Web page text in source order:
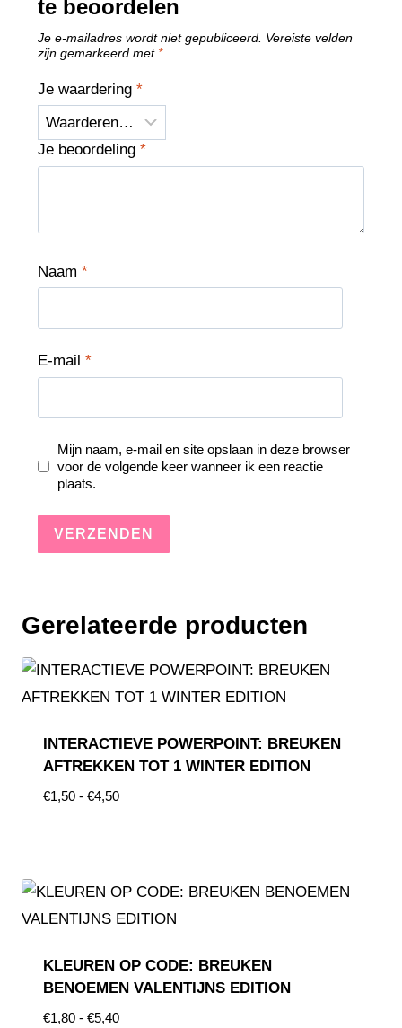
te beoordelen
Je e-mailadres wordt niet gepubliceerd. Vereiste velden
zijn gemarkeerd met *
Je waardering *
Je beoordeling *
Naam *
E-mail *
Mijn naam, e-mail en site opslaan in deze browser
voor de volgende keer wanneer ik een reactie
plaats.
Gerelateerde producten
INTERACTIEVE POWERPOINT: BREUKEN
AFTREKKEN TOT 1 WINTER EDITION
€1,50 - €4,50
KLEUREN OP CODE: BREUKEN
BENOEMEN VALENTIJNS EDITION
€1,80 - €5,40